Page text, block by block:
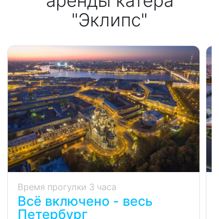
"Эклипс"
Время прогулки 3 часа
Всё включено - весь
Петербург